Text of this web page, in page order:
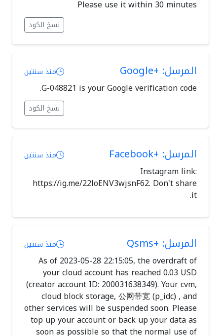
Please use it within 30 minutes
نسخ الكود
المرسل: +Google منذ سنتين
G-048821 is your Google verification code.
نسخ الكود
المرسل: +Facebook منذ سنتين
Instagram link:
https://ig.me/22loENV3wjsnF62. Don't share
it.
المرسل: +Qsms منذ سنتين
As of 2023-05-28 22:15:05, the overdraft of
your cloud account has reached 0.03 USD
(creator account ID: 200031638349). Your cvm,
cloud block storage, 公网带宽 (p_idc) , and
other services will be suspended soon. Please
top up your account or back up your data as
soon as possible so that the normal use of